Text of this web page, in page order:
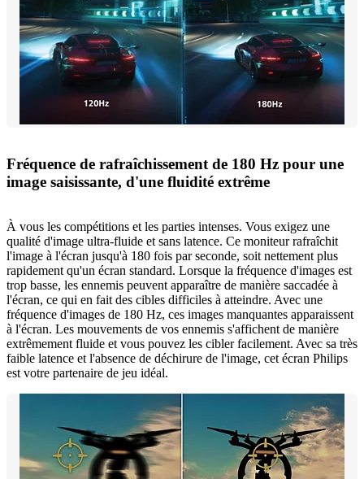
Fréquence de rafraîchissement de 180 Hz pour une
image saisissante, d'une fluidité extrême
À vous les compétitions et les parties intenses. Vous exigez une
qualité d'image ultra-fluide et sans latence. Ce moniteur rafraîchit
l'image à l'écran jusqu'à 180 fois par seconde, soit nettement plus
rapidement qu'un écran standard. Lorsque la fréquence d'images est
trop basse, les ennemis peuvent apparaître de manière saccadée à
l'écran, ce qui en fait des cibles difficiles à atteindre. Avec une
fréquence d'images de 180 Hz, ces images manquantes apparaissent
à l'écran. Les mouvements de vos ennemis s'affichent de manière
extrêmement fluide et vous pouvez les cibler facilement. Avec sa très
faible latence et l'absence de déchirure de l'image, cet écran Philips
est votre partenaire de jeu idéal.